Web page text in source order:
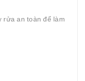
rửa an toàn để làm